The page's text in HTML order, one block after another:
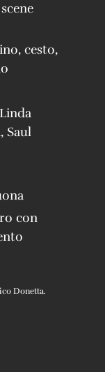
scene
, cesto,
Linda
, Saul
con
Donetta.